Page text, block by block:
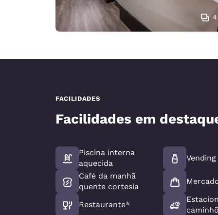
4
FACILIDADES
Facilidades em
Piscina interna
aquecida
Café da manhã
quente cortesia
Restaurante*